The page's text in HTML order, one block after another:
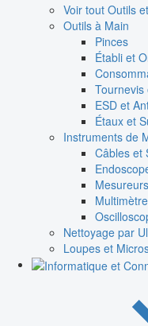
Voir tout Outils
Outils à Main
Pinces
Établi et
ESD et
Étaux et
Instruments de
Câbles et
Nettoyage par
Loupes et